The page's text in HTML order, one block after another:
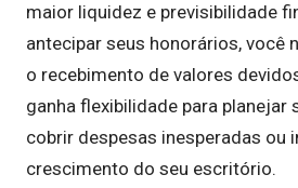
maior liquidez e previsibilidade
antecipar seus honorários, você
o recebimento de valores
ganha flexibilidade para planejar
cobrir despesas inesperadas ou
crescimento do seu escritório.